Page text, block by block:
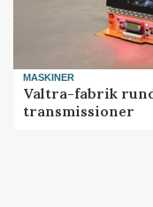
MASKINER
Valtra-fabrik
transmissioner